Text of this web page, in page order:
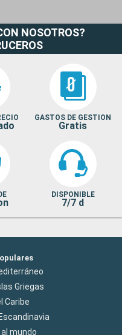
NOSOTROS?
GASTOS DE GESTION
Gratis
DISPONIBLE
7/7 d
Griegas
Caribe
mundo